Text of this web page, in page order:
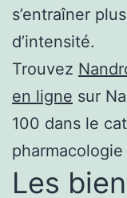
s’entraîner
d’intensité.
Trouvez
en ligne sur
100 dans le
Les